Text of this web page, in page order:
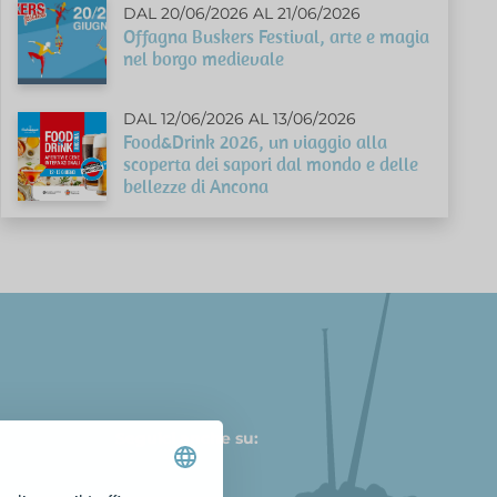
DAL 20/06/2026 AL 21/06/2026
Offagna Buskers Festival, arte e magia
nel borgo medievale
DAL 12/06/2026 AL 13/06/2026
Food&Drink 2026, un viaggio alla
scoperta dei sapori dal mondo e delle
bellezze di Ancona
Seguici anche su: